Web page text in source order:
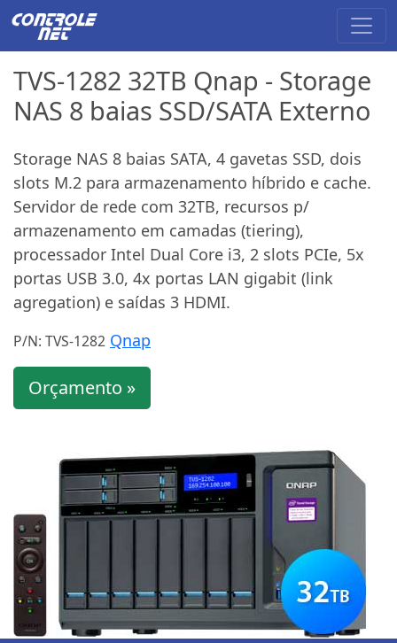
TVS-1282 32TB Qnap - Storage
NAS 8 baias SSD/SATA Externo
Storage NAS 8 baias SATA, 4 gavetas SSD, dois
slots M.2 para armazenamento híbrido e cache.
Servidor de rede com 32TB, recursos p/
armazenamento em camadas (tiering),
processador Intel Dual Core i3, 2 slots PCIe, 5x
portas USB 3.0, 4x portas LAN gigabit (link
agregation) e saídas 3 HDMI.
P/N: TVS-1282 Qnap
Orçamento »